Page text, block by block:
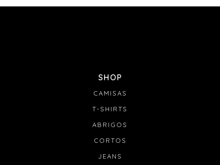
SHOP
CAMISAS
T-SHIRTS
ABRIGOS
CORTOS
JEANS